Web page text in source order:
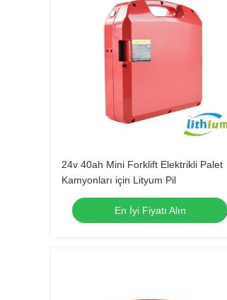
24v 40ah Mini Forklift Elektrikli Palet
Kamyonları için Lityum Pil
En İyi Fiyatı Alın